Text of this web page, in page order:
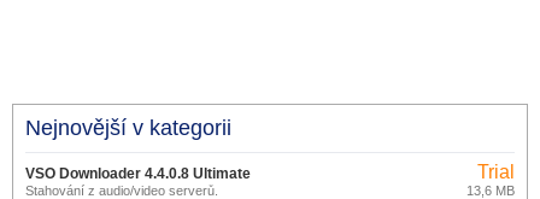
Nejnovější v kategorii
VSO Downloader 4.4.0.8 Ultimate
Stahování z audio/video serverů.
Trial
13,6 MB